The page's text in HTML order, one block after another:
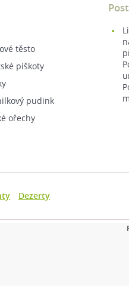
těsto
piškoty
pudink
ořechy
Dezerty